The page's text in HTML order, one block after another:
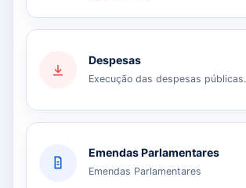
Despesas
Execução das despesas públicas.
Emendas Parlamentares
Emendas Parlamentares